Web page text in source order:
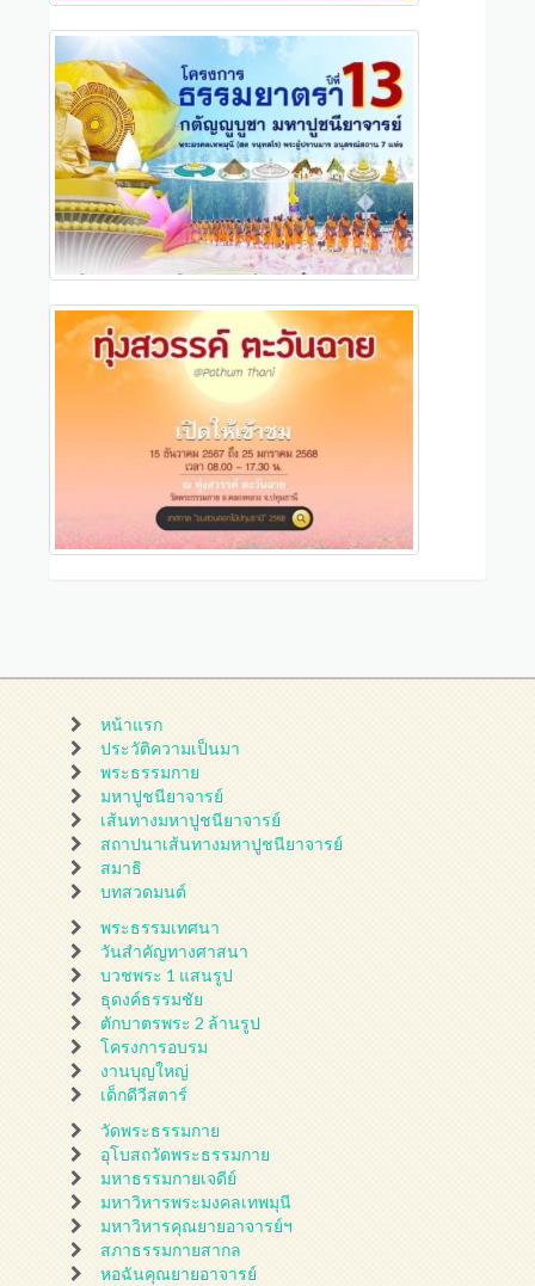
หน้าแรก
ประวัติความเป็นมา
พระธรรมกาย
มหาปูชนียาจารย์
เส้นทางมหาปูชนียาจารย์
สถาปนาเส้นทางมหาปูชนียาจารย์
สมาธิ
บทสวดมนต์
พระธรรมเทศนา
วันสำคัญทางศาสนา
บวชพระ 1 แสนรูป
ธุดงค์ธรรมชัย
ตักบาตรพระ 2 ล้านรูป
โครงการอบรม
งานบุญใหญ่
เด็กดีวีสตาร์
วัดพระธรรมกาย
อุโบสถวัดพระธรรมกาย
มหาธรรมกายเจดีย์
มหาวิหารพระมงคลเทพมุนี
มหาวิหารคุณยายอาจารย์ฯ
สภาธรรมกายสากล
หอฉันคุณยายอาจารย์